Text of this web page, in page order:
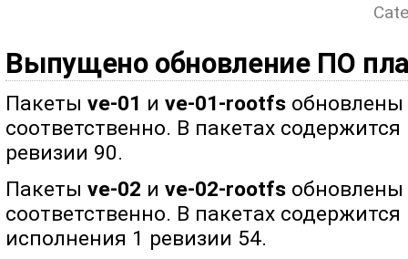
Выпущено обновление ПО
Пакетыve-01 иve-01-rootfs
соответственно. В пакетах
ревизии 90.
Пакетыve-02 иve-02-rootfs
соответственно. В пакетах
исполнения 1 ревизии 54.